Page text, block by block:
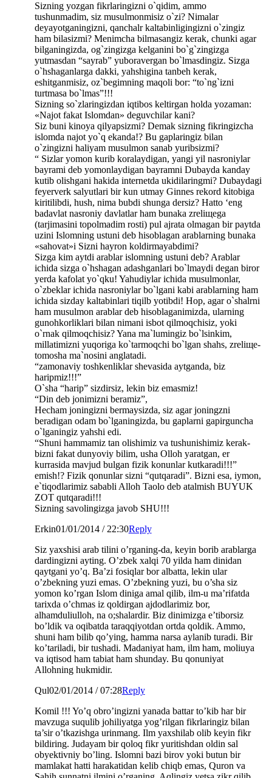
Sizning yozgan fikrlaringizni o`qidim, ammo
tushunmadim, siz musulmonmisiz o`zi? Nimalar
deyayotganingizni, qanchalr kaltabinligingizni o`zingiz
ham bilasizmi? Menimcha bilmasangiz kerak, chunki agar
bilganingizda, og`zingizga kelganini bo`g`zingizga
yutmasdan “sayrab” yuboravergan bo`lmasdingiz. Sizga
o`hshaganlarga dakki, yahshigina tanbeh kerak,
eshitganmisiz, oz`begimning maqoli bor: “to`ng`izni
turtmasa bo`lmas”!!!
Sizning so`zlaringizdan iqtibos keltirgan holda yozaman:
«Najot fakat Islomdan» deguvchilar kani?
Siz buni kinoya qilyapsizmi? Demak sizning fikringizcha
islomda najot yo`q ekanda!? Bu gaplaringiz bilan
o`zingizni haliyam musulmon sanab yuribsizmi?
“ Sizlar yomon kurib koralaydigan, yangi yil nasroniylar
bayrami deb yomonlaydigan bayramni Dubayda kanday
kutib olishgani hakida internetda ukidilaringmi? Dubaydagi
feyerverk salyutlari bir kun utmay Ginnes rekord kitobiga
kiritilibdi, hush, nima bubdi shunga dersiz? Hatto ‘eng
badavlat nasroniy davlatlar ham bunaka zreliщega
(tarjimasini topolmadim rosti) pul ajrata olmagan bir paytda
uzini Islomning ustuni deb hisoblagan arablarning bunaka
«sahovat»i Sizni hayron koldirmayabdimi?
Sizga kim aytdi arablar islomning ustuni deb? Arablar
ichida sizga o`hshagan adashganlari bo`lmaydi degan biror
yerda kafolat yo`qku! Yahudiylar ichida musulmonlar,
o`zbeklar ichida nasroniylar bo`lgani kabi arablarning ham
ichida sizday kaltabinlari tiqilb yotibdi! Hop, agar o`shalrni
ham musulmon arablar deb hisoblaganimizda, ularning
gunohkorliklari bilan nimani isbot qilmoqchisiz, yoki
o`rnak qilmoqchisiz? Yana ma`lumingiz bo`lsinkim,
millatimizni yuqoriga ko`tarmoqchi bo`lgan shahs, zreliщe-
tomosha ma`nosini anglatadi.
“zamonaviy toshkenliklar shevasida aytganda, biz
haripmiz!!!”
O`sha “harip” sizdirsiz, lekin biz emasmiz!
“Din deb jonimizni beramiz”,
Hecham joningizni bermaysizda, siz agar joningzni
beradigan odam bo`lganingizda, bu gaplarni gapirguncha
o`lganingiz yahshi edi.
“Shuni hammamiz tan olishimiz va tushunishimiz kerak-
bizni fakat dunyoviy bilim, usha Olloh yaratgan, er
kurrasida mavjud bulgan fizik konunlar kutkaradi!!!”
emish!? Fizik qonunlar sizni “qutqaradi”. Bizni esa, iymon,
e`tiqodlarimiz sababli Alloh Taolo deb atalmish BUYUK
ZOT qutqaradi!!!
Sizning savolingizga javob SHU!!!
Erkin01/01/2014 / 22:30Reply
Siz yaxshisi arab tilini o’rganing-da, keyin borib arablarga
dardingizni ayting. O’zbek xalqi 70 yilda ham dinidan
qaytgani yo’q. Ba’zi fosiqlar bor albatta, lekin ular
o’zbekning yuzi emas. O’zbekning yuzi, bu o’sha siz
yomon ko’rgan Islom diniga amal qilib, ilm-u ma’rifatda
tarixda o’chmas iz qoldirgan ajdodlarimiz bor,
alhamduliulloh, na o;shalardir. Biz dinimizga e’tiborsiz
bo’ldik va oqibatda taraqqiyotdan ortda qoldik. Ammo,
shuni ham bilib qo’ying, hamma narsa aylanib turadi. Bir
ko’tariladi, bir tushadi. Madaniyat ham, ilm ham, moliuya
va iqtisod ham tabiat ham shunday. Bu qonuniyat
Allohning hukmidir.
Qul02/01/2014 / 07:28Reply
Komil !!! Yo’q obro’ingizni yanada battar to’kib har bir
mavzuga suqulib johiliyatga yog’rilgan fikrlaringiz bilan
ta’sir o’tkazishga urinmang. Ilm yaxshilab olib keyin fikr
bildiring. Judayam bir qoloq fikr yuritishdan oldin sal
obyektivniy bo’ling. Islomni bazi birov yoki butun bir
mamlakat hatti harakatidan kelib chiqb emas, Quron va